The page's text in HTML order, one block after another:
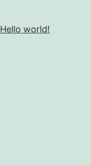
Hello world!